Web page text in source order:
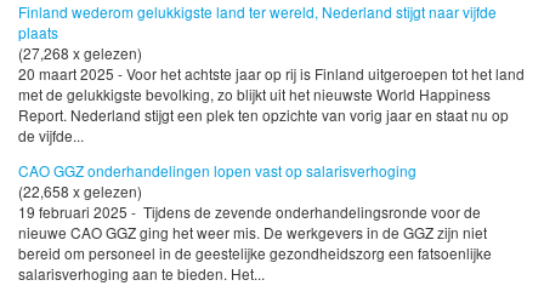
Finland wederom gelukkigste land ter wereld, Nederland stijgt naar vijfde
plaats
(27,268 x gelezen)
20 maart 2025 - Voor het achtste jaar op rij is Finland uitgeroepen tot het land
met de gelukkigste bevolking, zo blijkt uit het nieuwste World Happiness
Report. Nederland stijgt een plek ten opzichte van vorig jaar en staat nu op
de vijfde...
CAO GGZ onderhandelingen lopen vast op salarisverhoging
(22,658 x gelezen)
19 februari 2025 - Tijdens de zevende onderhandelingsronde voor de
nieuwe CAO GGZ ging het weer mis. De werkgevers in de GGZ zijn niet
bereid om personeel in de geestelijke gezondheidszorg een fatsoenlijke
salarisverhoging aan te bieden. Het...